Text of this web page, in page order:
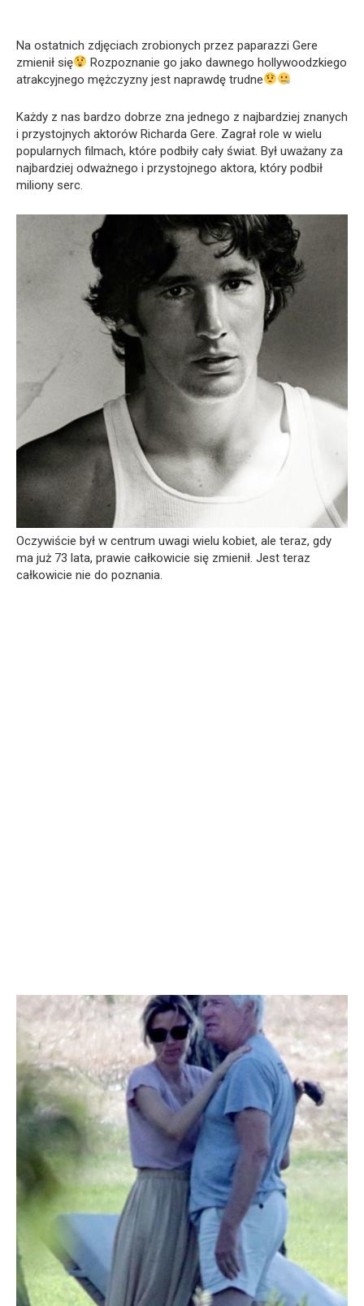
Na ostatnich zdjęciach zrobionych przez paparazzi Gere
zmienił się
Rozpoznanie go jako dawnego hollywoodzkiego
atrakcyjnego mężczyzny jest naprawdę trudne
Każdy z nas bardzo dobrze zna jednego z najbardziej znanych
i przystojnych aktorów Richarda Gere. Zagrał role w wielu
popularnych filmach, które podbiły cały świat. Był uważany za
najbardziej odważnego i przystojnego aktora, który podbił
miliony serc.
Oczywiście był w centrum uwagi wielu kobiet, ale teraz, gdy
ma już 73 lata, prawie całkowicie się zmienił. Jest teraz
całkowicie nie do poznania.